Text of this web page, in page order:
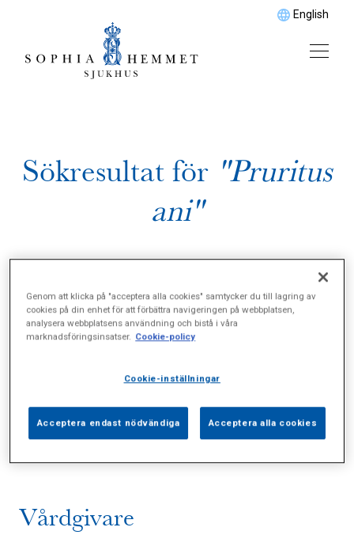
English
Sökresultat för "Pruritus
ani"
Sidor (0) Press (0) Sophianytt (0)
Vårdgivare
Genom att klicka på "acceptera alla cookies" samtycker du till lagring av
cookies på din enhet för att förbättra navigeringen på webbplatsen,
analysera webbplatsens användning och bistå i våra
marknadsföringsinsatser. Cookie-policy
Cookie-inställningar
Acceptera endast nödvändiga Acceptera alla cookies